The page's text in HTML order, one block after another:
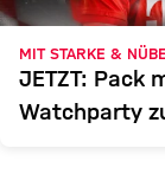
MIT STARKE &
JETZT: Pack
Watchparty